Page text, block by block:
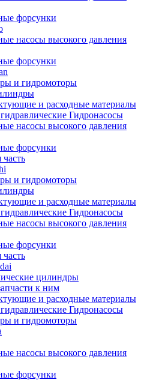
форсунки
насосы высокого давления
форсунки
и гидромоторы
и расходные материалы
Гидронасосы
насосы высокого давления
форсунки
часть
и гидромоторы
и расходные материалы
Гидронасосы
насосы высокого давления
форсунки
часть
цилиндры
к ним
и расходные материалы
Гидронасосы
и гидромоторы
насосы высокого давления
форсунки